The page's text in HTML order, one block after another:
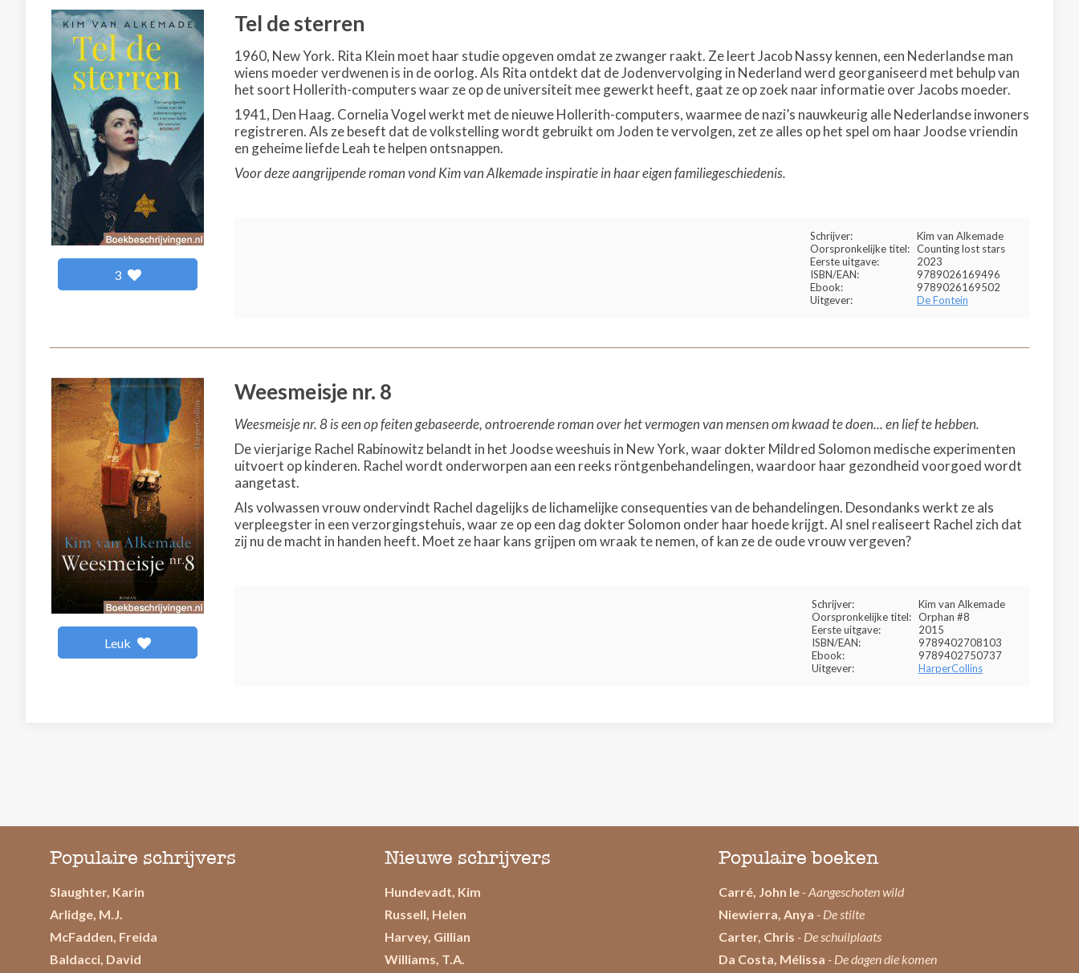
3
Tel de sterren
1960, New York. Rita Klein moet haar studie opgeven omdat ze zwanger raakt. Ze leert Jacob Nassy kennen, een Nederlandse man
wiens moeder verdwenen is in de oorlog. Als Rita ontdekt dat de Jodenvervolging in Nederland werd georganiseerd met behulp van
het soort Hollerith-computers waar ze op de universiteit mee gewerkt heeft, gaat ze op zoek naar informatie over Jacobs moeder.
1941, Den Haag. Cornelia Vogel werkt met de nieuwe Hollerith-computers, waarmee de nazi’s nauwkeurig alle Nederlandse inwoners
registreren. Als ze beseft dat de volkstelling wordt gebruikt om Joden te vervolgen, zet ze alles op het spel om haar Joodse vriendin
en geheime liefde Leah te helpen ontsnappen.
Voor deze aangrijpende roman vond Kim van Alkemade inspiratie in haar eigen familiegeschiedenis.
Schrijver:
Kim van Alkemade
Oorspronkelijke titel: Counting lost stars
Eerste uitgave:
2023
ISBN/EAN:
9789026169496
Ebook:
9789026169502
Uitgever:
De Fontein
Leuk
Weesmeisje nr. 8
Weesmeisje nr. 8 is een op feiten gebaseerde, ontroerende roman over het vermogen van mensen om kwaad te doen... en lief te hebben.
De vierjarige Rachel Rabinowitz belandt in het Joodse weeshuis in New York, waar dokter Mildred Solomon medische experimenten
uitvoert op kinderen. Rachel wordt onderworpen aan een reeks röntgenbehandelingen, waardoor haar gezondheid voorgoed wordt
aangetast.
Als volwassen vrouw ondervindt Rachel dagelijks de lichamelijke consequenties van de behandelingen. Desondanks werkt ze als
verpleegster in een verzorgingstehuis, waar ze op een dag dokter Solomon onder haar hoede krijgt. Al snel realiseert Rachel zich dat
zij nu de macht in handen heeft. Moet ze haar kans grijpen om wraak te nemen, of kan ze de oude vrouw vergeven?
Schrijver:
Kim van Alkemade
Oorspronkelijke titel: Orphan #8
Eerste uitgave:
2015
ISBN/EAN:
9789402708103
Ebook:
9789402750737
Uitgever:
HarperCollins
Populaire schrijvers
Slaughter, Karin
Arlidge, M.J.
McFadden, Freida
Baldacci, David
Nieuwe schrijvers
Hundevadt, Kim
Russell, Helen
Harvey, Gillian
Williams, T.A.
Populaire boeken
Carré, John le - Aangeschoten wild
Niewierra, Anya - De stilte
Carter, Chris - De schuilplaats
Da Costa, Mélissa - De dagen die komen